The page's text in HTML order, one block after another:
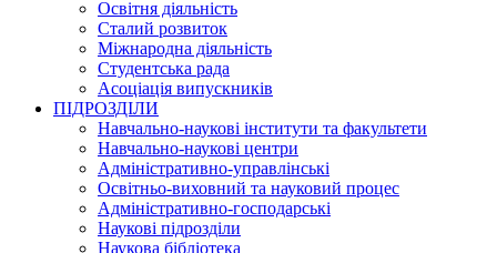
Освітня діяльність
Сталий розвиток
Міжнародна діяльність
Студентська рада
Асоціація випускників
ПІДРОЗДІЛИ
Навчально-наукові інститути та факультети
Навчально-наукові центри
Адміністративно-управлінські
Освітньо-виховний та науковий процес
Адміністративно-господарські
Наукові підрозділи
Наукова бібліотека